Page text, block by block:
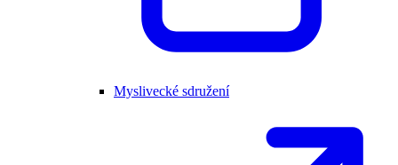
Myslivecké sdružení